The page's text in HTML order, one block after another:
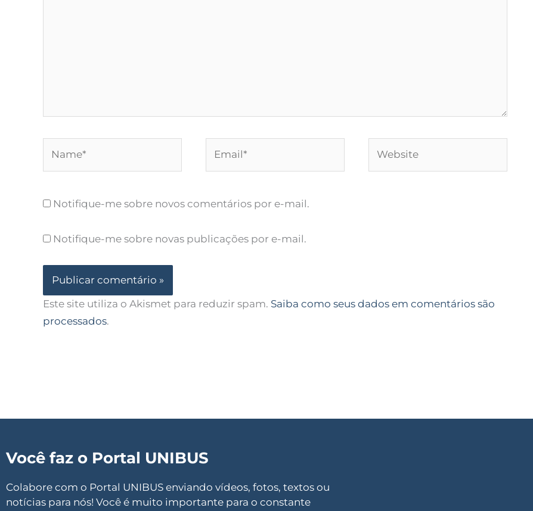
Notifique-me sobre novos comentários por e-mail.
Notifique-me sobre novas publicações por e-mail.
Este site utiliza o Akismet para reduzir spam. Saiba como seus dados em comentários são
processados.
Você faz o Portal UNIBUS
Colabore com o Portal UNIBUS enviando vídeos, fotos, textos ou
notícias para nós! Você é muito importante para o constante